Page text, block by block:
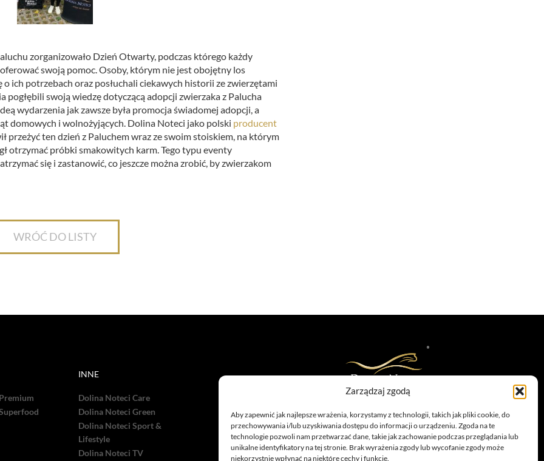
Zarządzaj zgodą
Aby zapewnić jak najlepsze wrażenia, korzystamy z technologii, takich jak pliki cookie, do
przechowywania i/lub uzyskiwania dostępu do informacji o urządzeniu. Zgoda na te
technologie pozwoli nam przetwarzać dane, takie jak zachowanie podczas przeglądania lub
unikalne identyfikatory na tej stronie. Brak wyrażenia zgody lub wycofanie zgody może
niekorzystnie wpłynąć na niektóre cechy i funkcje.
zorganizowało Dzień Otwarty, podczas którego każdy
swoją pomoc. Osoby, którym nie jest obojętny los
ich potrzebach oraz posłuchali ciekawych historii ze zwierzętami
pogłębili swoją wiedzę dotyczącą adopcji zwierzaka z Palucha
wydarzenia jak zawsze była promocja świadomej adopcji, a
domowych i wolnożyjących. Dolina Noteci jako polski producent
przeżyć ten dzień z Paluchem wraz ze swoim stoiskiem, na którym
otrzymać próbki smakowitych karm. Tego typu eventy
się i zastanowić, co jeszcze można zrobić, by zwierzakom
WRÓĆ DO LISTY
INNE
Dolina Noteci Care
Dolina Noteci Green
Dolina Noteci Sport &
Lifestyle
Dolina Noteci TV
marketing@dolina-noteci.pl
TAGI